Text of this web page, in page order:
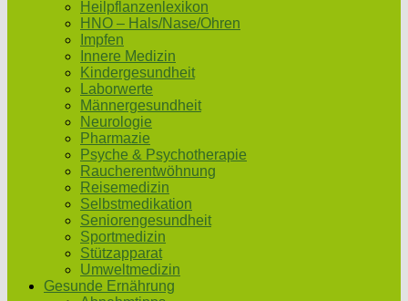
Heilpflanzenlexikon
HNO – Hals/Nase/Ohren
Impfen
Innere Medizin
Kindergesundheit
Laborwerte
Männergesundheit
Neurologie
Pharmazie
Psyche & Psychotherapie
Raucherentwöhnung
Reisemedizin
Selbstmedikation
Seniorengesundheit
Sportmedizin
Stützapparat
Umweltmedizin
Gesunde Ernährung